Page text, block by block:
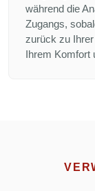
während die
Zugangs,
zurück zu
Ihrem Komfort